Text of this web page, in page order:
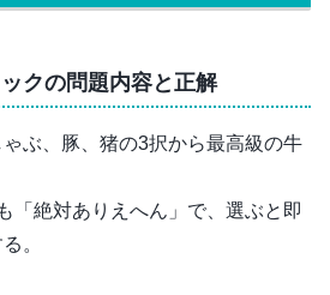
クの問題内容と正解
ぶ、豚、猪の3択から最高級の牛
「絶対ありえへん」で、選ぶと即
。